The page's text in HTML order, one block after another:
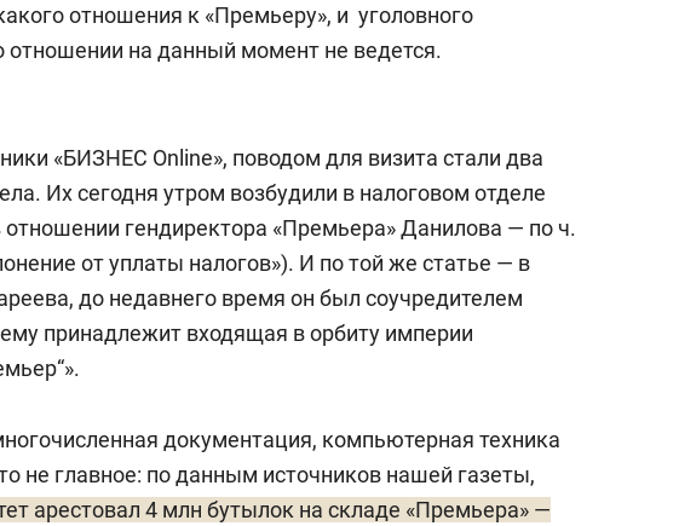
отношения к «Премьеру», и уголовного
отношении на данный момент не ведется.
«БИЗНЕС Online», поводом для визита стали два
Их сегодня утром возбудили в налоговом отделе
отношении гендиректора «Премьера» Данилова — по ч.
от уплаты налогов»). И по той же статье — в
до недавнего время он был соучредителем
принадлежит входящая в орбиту империи
документация, компьютерная техника
не главное: по данным источников нашей газеты,
арестовал 4 млн бутылок на складе «Премьера» —